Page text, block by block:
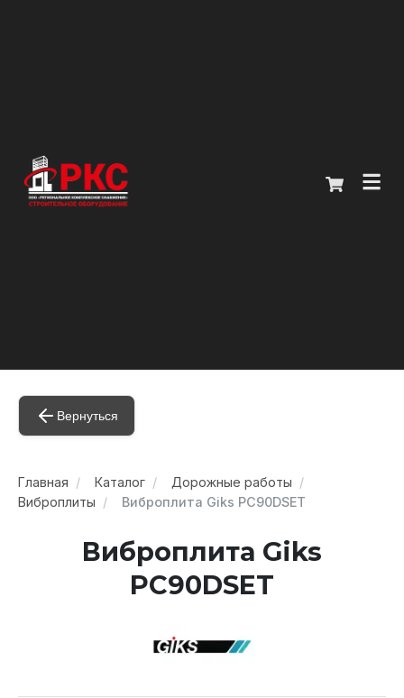
Вернуться
Главная Каталог
Дорожные работы
Виброплиты
Виброплита Giks PC90DSET
Виброплита Giks
PC90DSET